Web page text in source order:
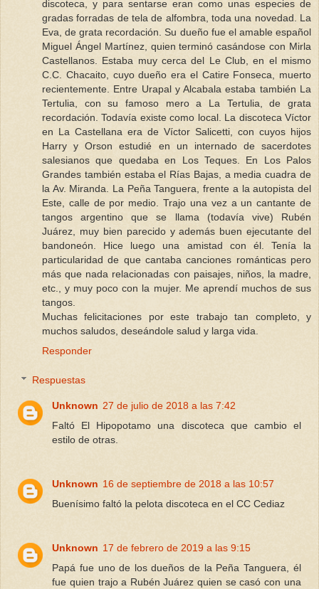
discoteca, y para sentarse eran como unas especies de
gradas forradas de tela de alfombra, toda una novedad. La
Eva, de grata recordación. Su dueño fue el amable español
Miguel Ángel Martínez, quien terminó casándose con Mirla
Castellanos. Estaba muy cerca del Le Club, en el mismo
C.C. Chacaito, cuyo dueño era el Catire Fonseca, muerto
recientemente. Entre Urapal y Alcabala estaba también La
Tertulia, con su famoso mero a La Tertulia, de grata
recordación. Todavía existe como local. La discoteca Víctor
en La Castellana era de Víctor Salicetti, con cuyos hijos
Harry y Orson estudié en un internado de sacerdotes
salesianos que quedaba en Los Teques. En Los Palos
Grandes también estaba el Rías Bajas, a media cuadra de
la Av. Miranda. La Peña Tanguera, frente a la autopista del
Este, calle de por medio. Trajo una vez a un cantante de
tangos argentino que se llama (todavía vive) Rubén
Juárez, muy bien parecido y además buen ejecutante del
bandoneón. Hice luego una amistad con él. Tenía la
particularidad de que cantaba canciones románticas pero
más que nada relacionadas con paisajes, niños, la madre,
etc., y muy poco con la mujer. Me aprendí muchos de sus
tangos.
Muchas felicitaciones por este trabajo tan completo, y
muchos saludos, deseándole salud y larga vida.
Responder
Respuestas
Unknown 27 de julio de 2018 a las 7:42
Faltó El Hipopotamo una discoteca que cambio el
estilo de otras.
Unknown 16 de septiembre de 2018 a las 10:57
Buenísimo faltó la pelota discoteca en el CC Cediaz
Unknown 17 de febrero de 2019 a las 9:15
Papá fue uno de los dueños de la Peña Tanguera, él
fue quien trajo a Rubén Juárez quien se casó con una